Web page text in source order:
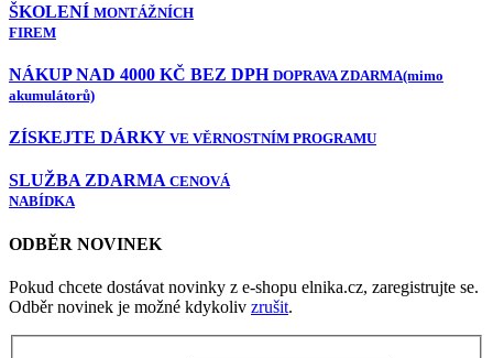
ŠKOLENÍ MONTÁŽNÍCH
FIREM
NÁKUP NAD 4000 KČ BEZ DPH DOPRAVA ZDARMA(mimo
akumulátorů)
ZÍSKEJTE DÁRKY VE VĚRNOSTNÍM PROGRAMU
SLUŽBA ZDARMA CENOVÁ
NABÍDKA
ODBĚR NOVINEK
Pokud chcete dostávat novinky z e-shopu elnika.cz, zaregistrujte se.
Odběr novinek je možné kdykoliv zrušit.